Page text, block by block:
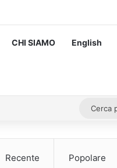
CHI SIAMO English
Recente Popolare